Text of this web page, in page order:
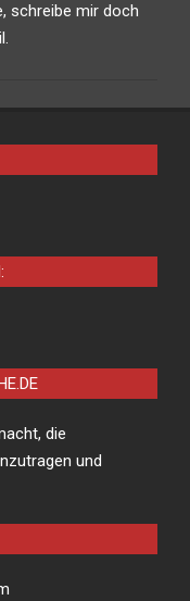
schreibe mir doch
die
und